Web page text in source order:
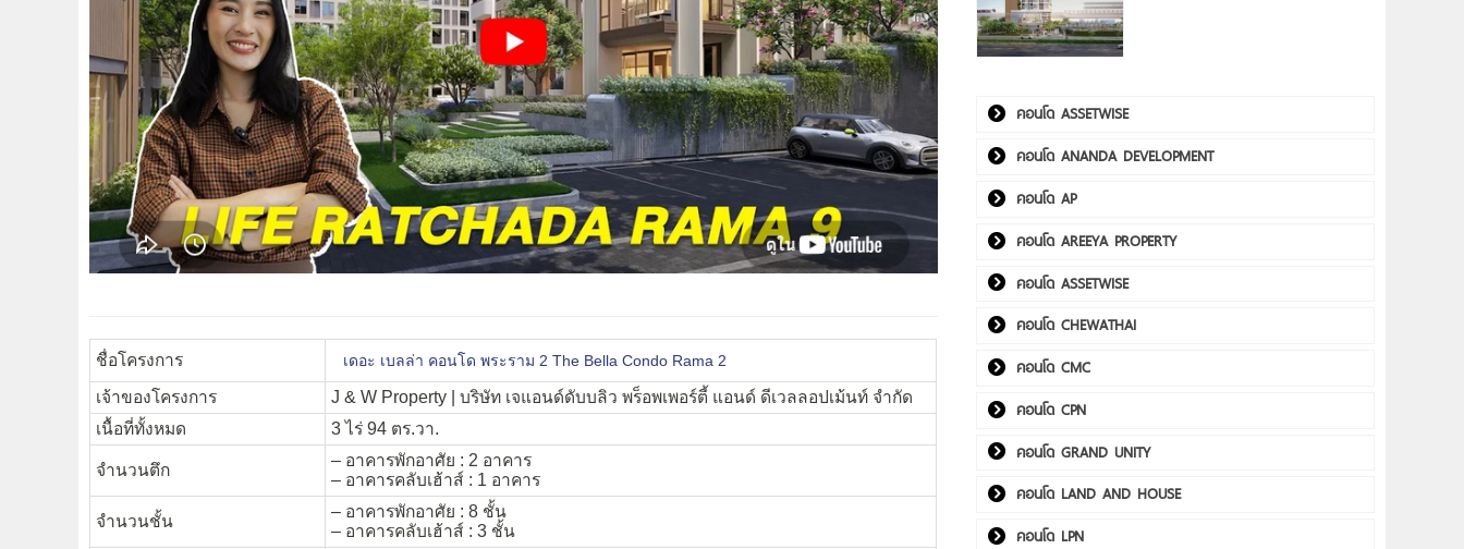
ชื่อโครงการ เดอะ เบลล่า คอนโด พระราม 2 The Bella Condo Rama 2
เจ้าของโครงการ J & W Property | บริษัท เจแอนด์ดับบลิว พร็อพเพอร์ตี้ แอนด์ ดีเวลลอปเม้นท์ จำกัด
เนื้อที่ทั้งหมด
3 ไร่ 94 ตร.วา.
จำนวนตึก
– อาคารพักอาศัย : 2 อาคาร
– อาคารคลับเฮ้าส์ : 1 อาคาร
จำนวนชั้น
– อาคารพักอาศัย : 8 ชั้น
– อาคารคลับเฮ้าส์ : 3 ชั้น
คอนโด ASSETWISE
คอนโด ANANDA DEVELOPMENT
คอนโด AP
คอนโด AREEYA PROPERTY
คอนโด ASSETWISE
คอนโด CHEWATHAI
คอนโด CMC
คอนโด CPN
คอนโด GRAND UNITY
คอนโด LAND AND HOUSE
คอนโด LPN